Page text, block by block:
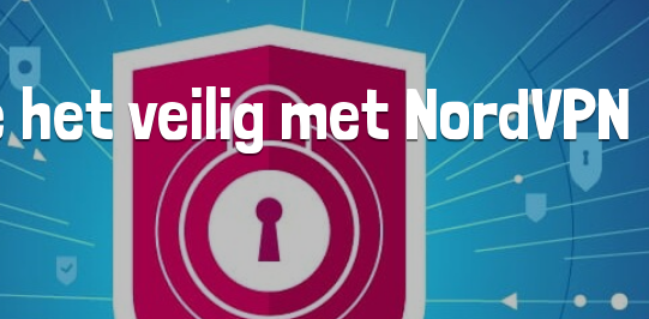
het veilig met NordVPN